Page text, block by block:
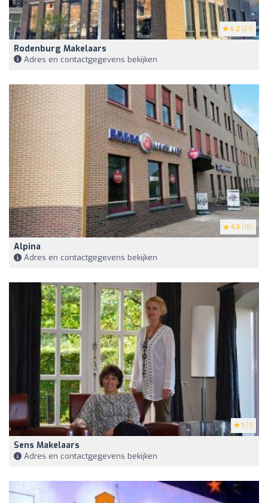
4.2 (27)
Rodenburg Makelaars
Adres en contactgegevens bekijken
4.3 (18)
Alpina
Adres en contactgegevens bekijken
1 (1)
Sens Makelaars
Adres en contactgegevens bekijken